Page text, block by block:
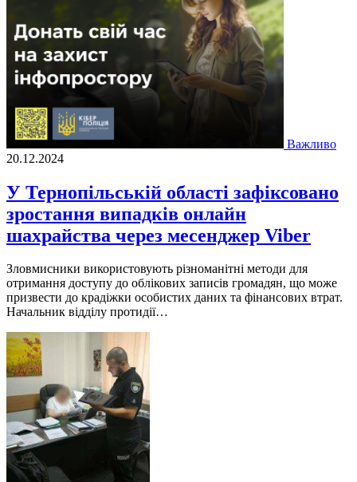
Важливо
20.12.2024
У Тернопільській області зафіксовано
зростання випадків онлайн
шахрайства через месенджер Viber
Зловмисники використовують різноманітні методи для
отримання доступу до облікових записів громадян, що може
призвести до крадіжки особистих даних та фінансових втрат.
Начальник відділу протидії…